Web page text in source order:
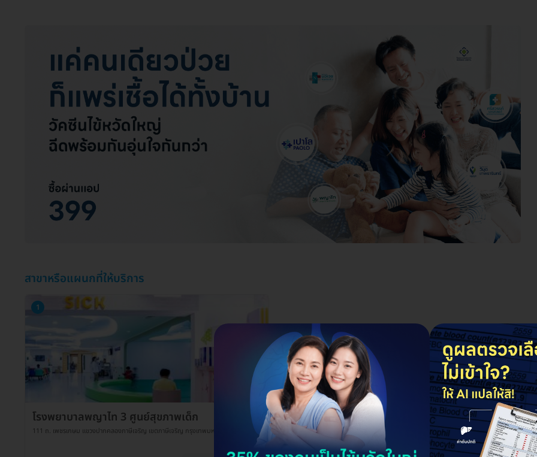
สาขาหรือแผนกที่ให้บริการ
1
โรงพยาบาลพญาไท 3 ศูนย์สุขภาพเด็ก
111 ถ. เพชรเกษม แขวงปากคลองภาษีเจริญ เขตภาษีเจริญ กรุงเทพมหานคร 10160